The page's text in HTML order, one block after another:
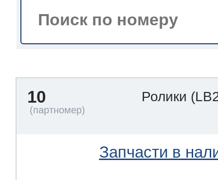
по уходу
10 Ролики
Запчасти в